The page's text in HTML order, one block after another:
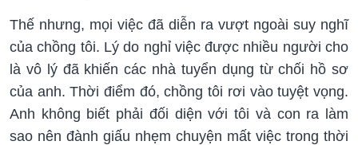
Thế nhưng, mọi việc đã diễn ra vượt ngoài suy nghĩ
của chồng tôi. Lý do nghỉ việc được nhiều người cho
là vô lý đã khiến các nhà tuyển dụng từ chối hồ sơ
của anh. Thời điểm đó, chồng tôi rơi vào tuyệt vọng.
Anh không biết phải đối diện với tôi và con ra làm
sao nên đành giấu nhẹm chuyện mất việc trong thời